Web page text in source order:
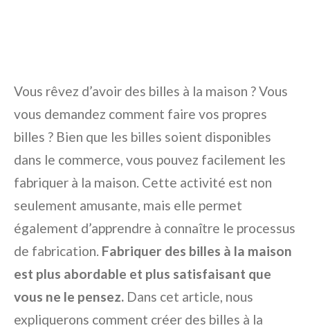
Vous rêvez d’avoir des billes à la maison ? Vous
vous demandez comment faire vos propres
billes ? Bien que les billes soient disponibles
dans le commerce, vous pouvez facilement les
fabriquer à la maison. Cette activité est non
seulement amusante, mais elle permet
également d’apprendre à connaître le processus
de fabrication. Fabriquer des billes à la maison
est plus abordable et plus satisfaisant que
vous ne le pensez. Dans cet article, nous
expliquerons comment créer des billes à la